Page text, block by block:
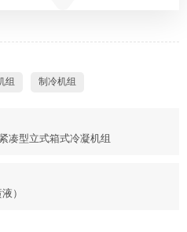
组 制冷机组
凑型立式箱式冷凝机组
）